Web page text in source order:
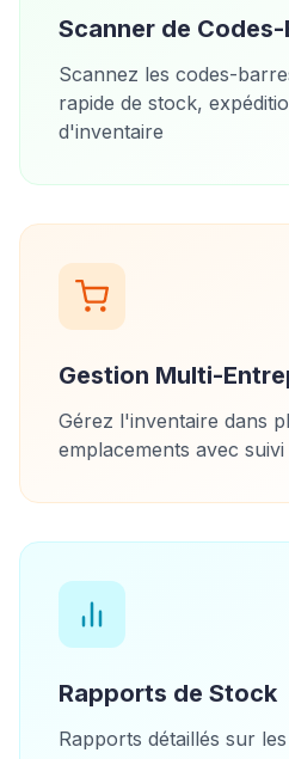
Scanner de
Scannez les codes-
rapide de stock,
d'inventaire
Gestion Multi-
Gérez l'inventaire dans
emplacements avec
Rapports de Stock
Rapports détaillés sur